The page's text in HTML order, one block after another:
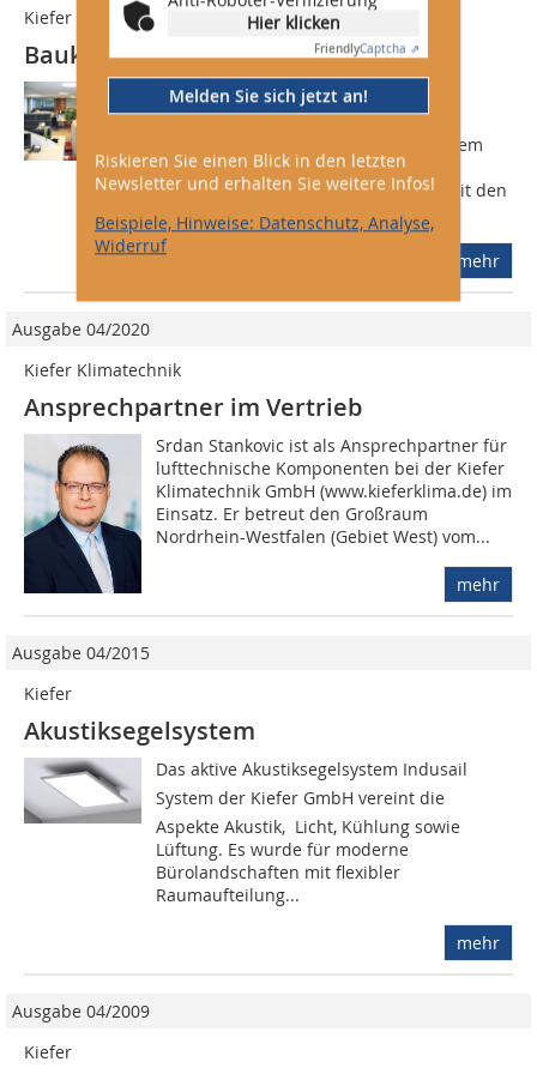
Hier klicken
FriendlyCaptcha ⇗
Melden Sie sich jetzt an!
Riskieren Sie einen Blick in den letzten
Newsletter und erhalten Sie weitere Infos!
Beispiele, Hinweise: Datenschutz, Analyse,
Widerruf
Kiefer
Baukastensystem
Das Deckensegel Indusail ist eine
Kombination von Techniken aus
Strahlungs-, Kühl- und Heizdecke, einem
Umluftkühl-/Heizmodul sowie einem
Akustiksegel. Das Baukastensystem mit den
wählbaren...
mehr
Ausgabe 04/2020
Kiefer Klimatechnik
Ansprechpartner im Vertrieb
Srdan Stankovic ist als Ansprechpartner für
lufttechnische Komponenten bei der Kiefer
Klimatechnik GmbH (www.kieferklima.de) im
Einsatz. Er betreut den Großraum
Nordrhein-Westfalen (Gebiet West) vom...
mehr
Ausgabe 04/2015
Kiefer
Akustiksegelsystem
Das aktive Akustiksegelsystem Indusail
System der Kiefer GmbH vereint die
Aspekte Akustik, Licht, Kühlung sowie
Lüftung. Es wurde für moderne
Bürolandschaften mit flexibler
Raumaufteilung...
mehr
Ausgabe 04/2009
Kiefer